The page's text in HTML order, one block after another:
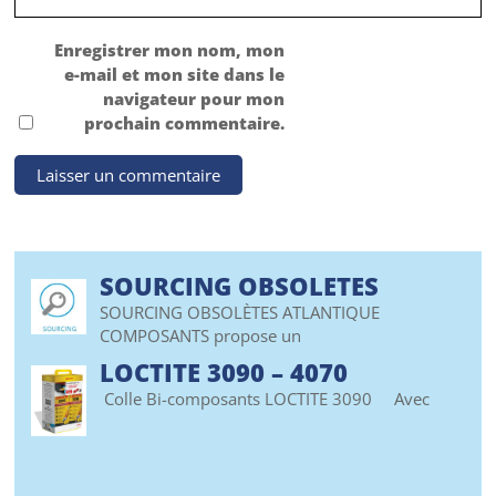
Enregistrer mon nom, mon
e-mail et mon site dans le
navigateur pour mon
prochain commentaire.
SOURCING OBSOLETES
SOURCING OBSOLÈTES ATLANTIQUE
COMPOSANTS propose un
LOCTITE 3090 – 4070
Colle Bi-composants LOCTITE 3090 Avec